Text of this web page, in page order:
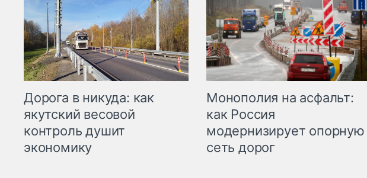
Дорога в никуда: как
якутский весовой
контроль душит
экономику
Монополия на асфальт:
как Россия
модернизирует опорную
сеть дорог